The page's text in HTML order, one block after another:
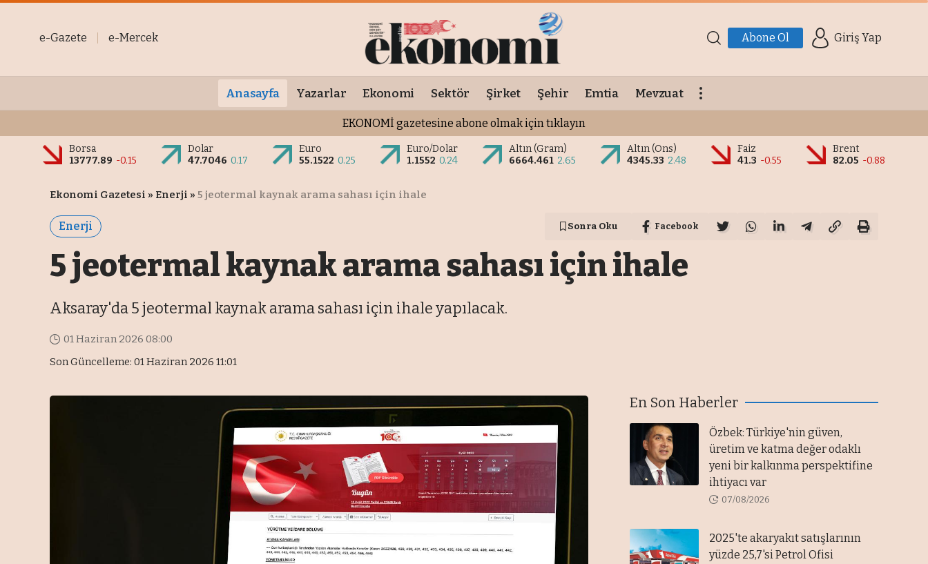
e-Gazete e-Mercek Abone Ol Giriş Yap
Anasayfa Yazarlar Ekonomi Sektör Şirket Şehir Emtia Mevzuat
EKONOMİ gazetesine abone olmak için tıklayın
Borsa
13777.89 -0.15
Dolar
47.7046 0.17
Euro
55.1522 0.25
Euro/Dolar
1.1552 0.24
Altın (Gram)
6664.461 2.65
Altın (Ons)
4345.33 2.48
Faiz
41.3 -0.55
Brent
82.05 -0.88
Ekonomi Gazetesi » Enerji » 5 jeotermal kaynak arama sahası için ihale
Enerji Sonra Oku Facebook
5 jeotermal kaynak arama sahası için ihale
Aksaray'da 5 jeotermal kaynak arama sahası için ihale yapılacak.
Son Güncelleme: 01 Haziran 2026 11:01
01 Haziran 2026 08:00
En Son Haberler
Özbek: Türkiye'nin güven,
üretim ve katma değer odaklı
yeni bir kalkınma perspektifine
ihtiyacı var
07/08/2026
2025'te akaryakıt satışlarının
yüzde 25,7'si Petrol Ofisi